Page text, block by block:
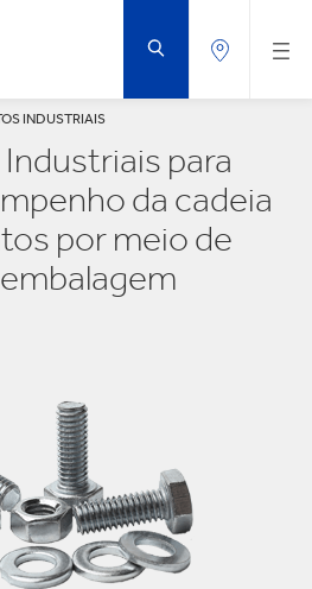
INDUSTRIAIS
para
da cadeia
por meio de